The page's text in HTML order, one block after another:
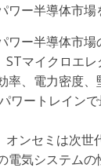
ワー半導体市場
ワー半導体市場
STマイクロエ
率、電力密度
ワートレイン
オンセミは次世
電気システム